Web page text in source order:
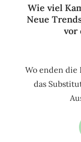
Wie viel
Neue
vor
Wo enden die
das